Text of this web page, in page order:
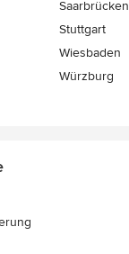
Saarbrücken
Stuttgart
Wiesbaden
Würzburg